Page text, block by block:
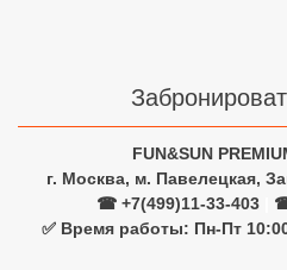
FUN&SUN
г. Москва, м. Павелецкая,
☎ +7(499)11-33-403
✅ Время работы: Пн-Пт
Сетевые отели Сейшел
Сетевые отели Маврикия